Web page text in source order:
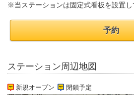
※当ステーションは固定式看板を設置し
予約
ステーション周辺地図
新規オープン 閉鎖予定